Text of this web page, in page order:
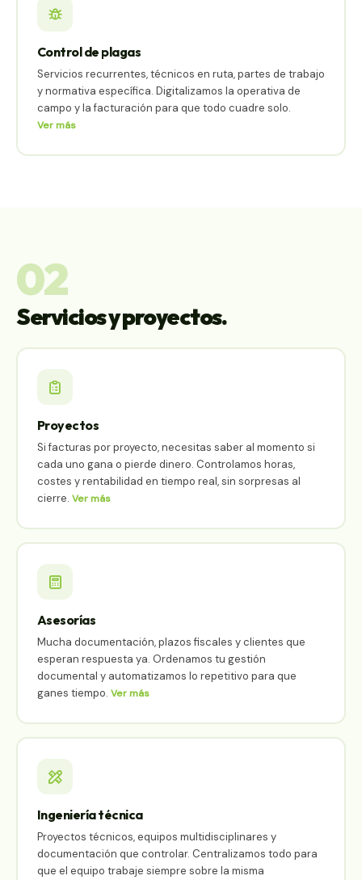
Control de plagas
Servicios recurrentes, técnicos en ruta, partes de trabajo
y normativa específica. Digitalizamos la operativa de
campo y la facturación para que todo cuadre solo.
Ver más
02
Servicios y proyectos.
Proyectos
Si facturas por proyecto, necesitas saber al momento si
cada uno gana o pierde dinero. Controlamos horas,
costes y rentabilidad en tiempo real, sin sorpresas al
cierre. Ver más
Asesorías
Mucha documentación, plazos fiscales y clientes que
esperan respuesta ya. Ordenamos tu gestión
documental y automatizamos lo repetitivo para que
ganes tiempo. Ver más
Ingeniería técnica
Proyectos técnicos, equipos multidisciplinares y
documentación que controlar. Centralizamos todo para
que el equipo trabaje siempre sobre la misma